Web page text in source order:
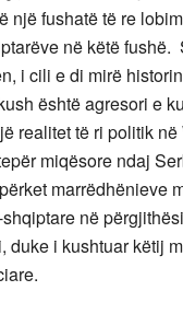
një fushatë të re
në këtë
i cili e di mirë
është agresori e
realitet të ri politik
miqësore ndaj
marrëdhënieve
në
duke i kushtuar këtij